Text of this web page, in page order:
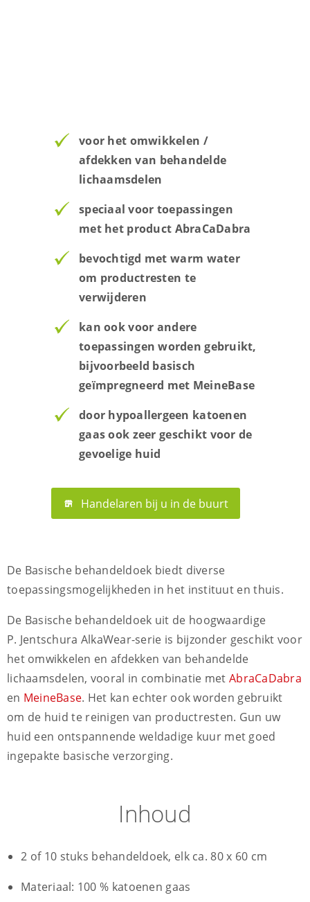
voor het omwikkelen /
afdekken van behandelde
lichaamsdelen
speciaal voor toepassingen
met het product AbraCaDabra
bevochtigd met warm water
om productresten te
verwijderen
kan ook voor andere
toepassingen worden gebruikt,
bijvoorbeeld basisch
geïmpregneerd met MeineBase
door hypoallergeen katoenen
gaas ook zeer geschikt voor de
gevoelige huid
Handelaren bij u in de buurt
De Basische behandeldoek biedt diverse
toepassingsmogelijkheden in het instituut en thuis.
De Basische behandeldoek uit de hoogwaardige
P. Jentschura AlkaWear-serie is bijzonder geschikt voor
het omwikkelen en afdekken van behandelde
lichaamsdelen, vooral in combinatie met AbraCaDabra
en MeineBase. Het kan echter ook worden gebruikt
om de huid te reinigen van productresten. Gun uw
huid een ontspannende weldadige kuur met goed
ingepakte basische verzorging.
Inhoud
2 of 10 stuks behandeldoek, elk ca. 80 x 60 cm
Materiaal: 100 % katoenen gaas